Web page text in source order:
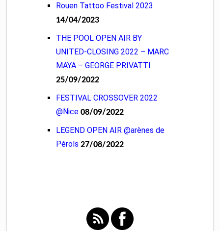
Rouen Tattoo Festival 2023
14/04/2023
THE POOL OPEN AIR BY
UNITED-CLOSING 2022 – MARC
MAYA – GEORGE PRIVATTI
25/09/2022
FESTIVAL CROSSOVER 2022
@Nice 08/09/2022
LEGEND OPEN AIR @arènes de
Pérols 27/08/2022